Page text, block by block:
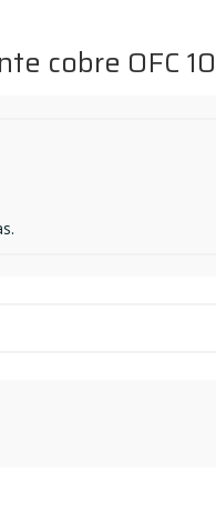
cobre OFC